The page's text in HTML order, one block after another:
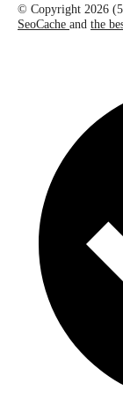
© Copyright 2026
SeoCache and the